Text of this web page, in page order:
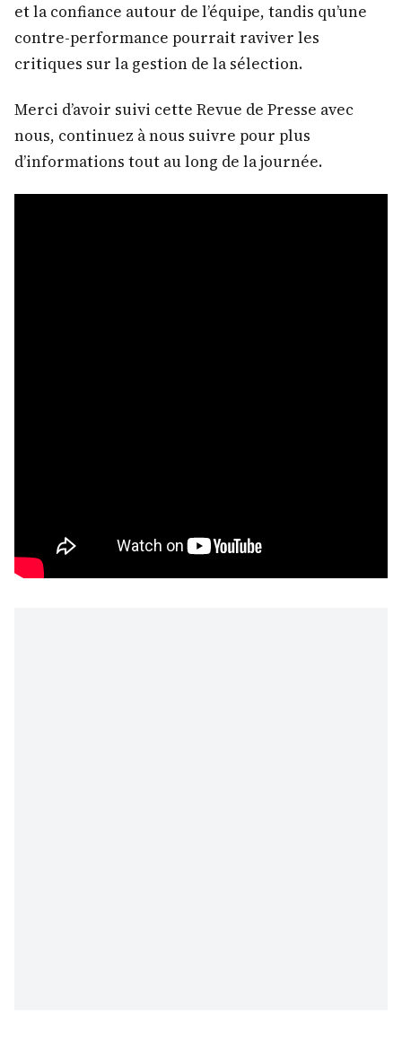
et la confiance autour de l’équipe, tandis qu’une
contre-performance pourrait raviver les
critiques sur la gestion de la sélection.
Merci d’avoir suivi cette Revue de Presse avec
nous, continuez à nous suivre pour plus
d’informations tout au long de la journée.